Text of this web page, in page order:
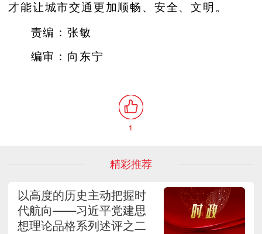
才能让城市交通更加顺畅、安全、文明。
责编：张敏
编审：向东宁
1
精彩推荐
以高度的历史主动把握时
代航向——习近平党建思
想理论品格系列述评之二